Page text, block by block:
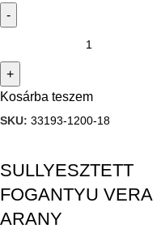
Kosárba teszem
SKU: 33193-1200-18
SULLYESZTETT
FOGANTYU VERA
ARANY